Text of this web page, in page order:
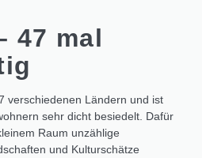
47 mal
verschiedenen Ländern und ist
sehr dicht besiedelt. Dafür
Raum unzählige
und Kulturschätze